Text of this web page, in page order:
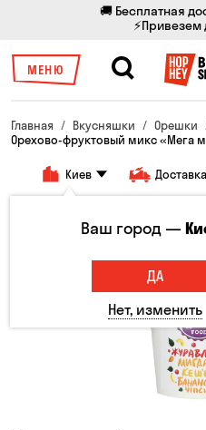
🚚 Бесплатная
⚡Привезем
МЕНЮ
Главная Вкусняшки
Орешки
Орехово-фруктовый микс «Мега
Киев Доставка
Ваш город —
ДА
Нет, изменить